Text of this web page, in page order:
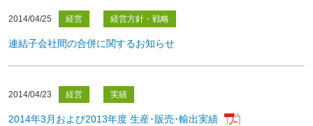
2014/04/25 経営 経営方針・戦略
連結子会社間の合併に関するお知らせ
2014/04/23 経営 実績
2014年3月および2013年度 生産･販売･輸出実績